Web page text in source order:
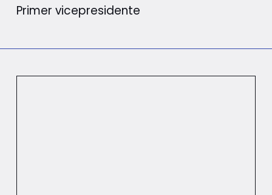
Primer vicepresidente